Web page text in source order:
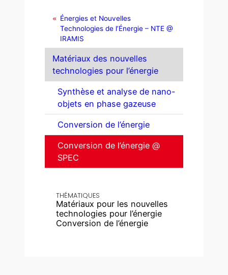
Énergies et Nouvelles
Technologies de l’Énergie – NTE @
IRAMIS
Matériaux des nouvelles
technologies pour l’énergie
Synthèse et analyse de nano-
objets en phase gazeuse
Conversion de l’énergie
Conversion de l’énergie @
SPEC
THÉMATIQUES
Matériaux pour les nouvelles
technologies pour l’énergie
Conversion de l’énergie